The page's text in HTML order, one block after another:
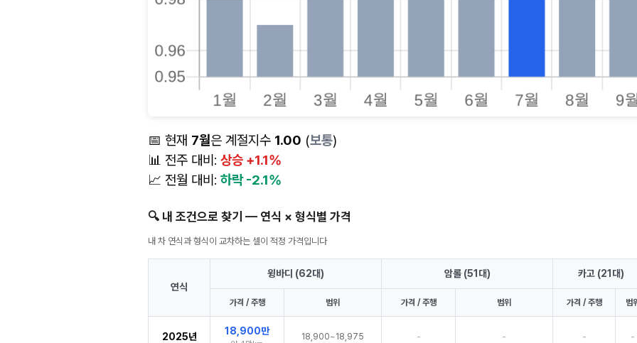
📅 현재 7월은 계절지수 1.00 (보통)
📊 전주 대비: 상승 +1.1%
📈 전월 대비: 하락 -2.1%
🔍 내 조건으로 찾기 — 연식 × 형식별 가격
내 차 연식과 형식이 교차하는 셀이 적정 가격입니다
연식
윙바디 (62대) 암롤 (51대) 카고 (21대)
가격 / 주행 범위 가격 / 주행 범위 가격 / 주행 범
2025년 18,900만 18,900~18,975 - - - -